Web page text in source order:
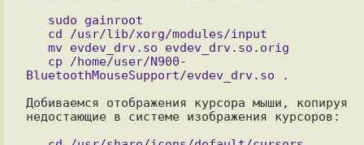
Добиваемся отображения курсора мыши, копируя
недостающие в системе изображения курсоров: